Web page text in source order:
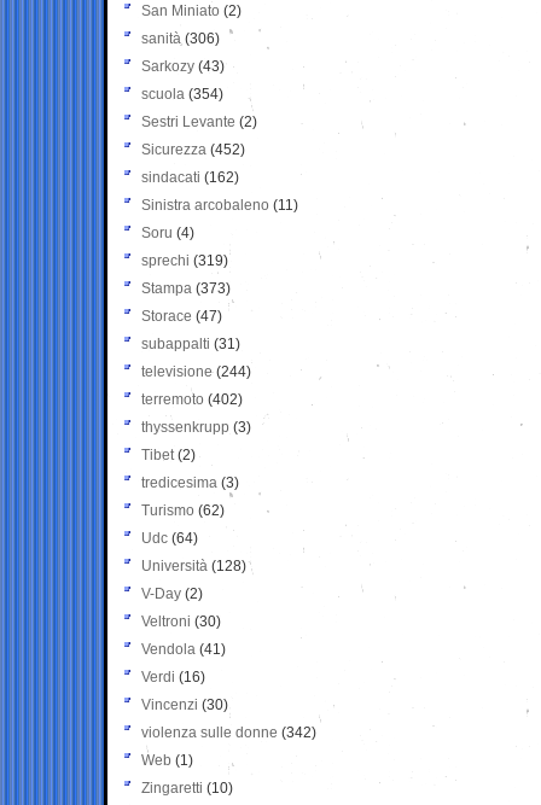
San Miniato (2)
sanità (306)
Sarkozy (43)
scuola (354)
Sestri Levante (2)
Sicurezza (452)
sindacati (162)
Sinistra arcobaleno (11)
Soru (4)
sprechi (319)
Stampa (373)
Storace (47)
subappalti (31)
televisione(244)
terremoto (402)
thyssenkrupp (3)
Tibet(2)
tredicesima (3)
Turismo (62)
Udc (64)
Università (128)
V-Day (2)
Veltroni (30)
Vendola (41)
Verdi (16)
Vincenzi (30)
violenza sulle donne (342)
Web (1)
Zingaretti (10)